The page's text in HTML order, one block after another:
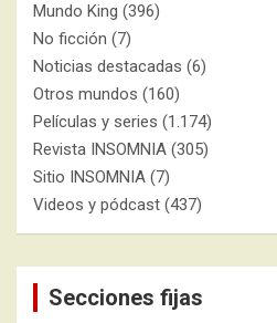
Mundo King (396)
No ficción (7)
Noticias destacadas (6)
Otros mundos (160)
Películas y series (1.174)
Revista INSOMNIA (305)
Sitio INSOMNIA (7)
Videos y pódcast (437)
Secciones fijas